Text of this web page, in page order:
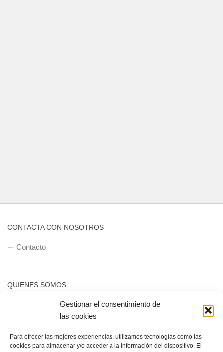
Gestionar el consentimiento de
las cookies
Para ofrecer las mejores experiencias, utilizamos tecnologías como las
cookies para almacenar y/o acceder a la información del dispositivo. El
CONTACTA CON NOSOTROS
Contacto
QUIENES SOMOS
Quienes somos
POLÍTICA DE PRIVACIDAD